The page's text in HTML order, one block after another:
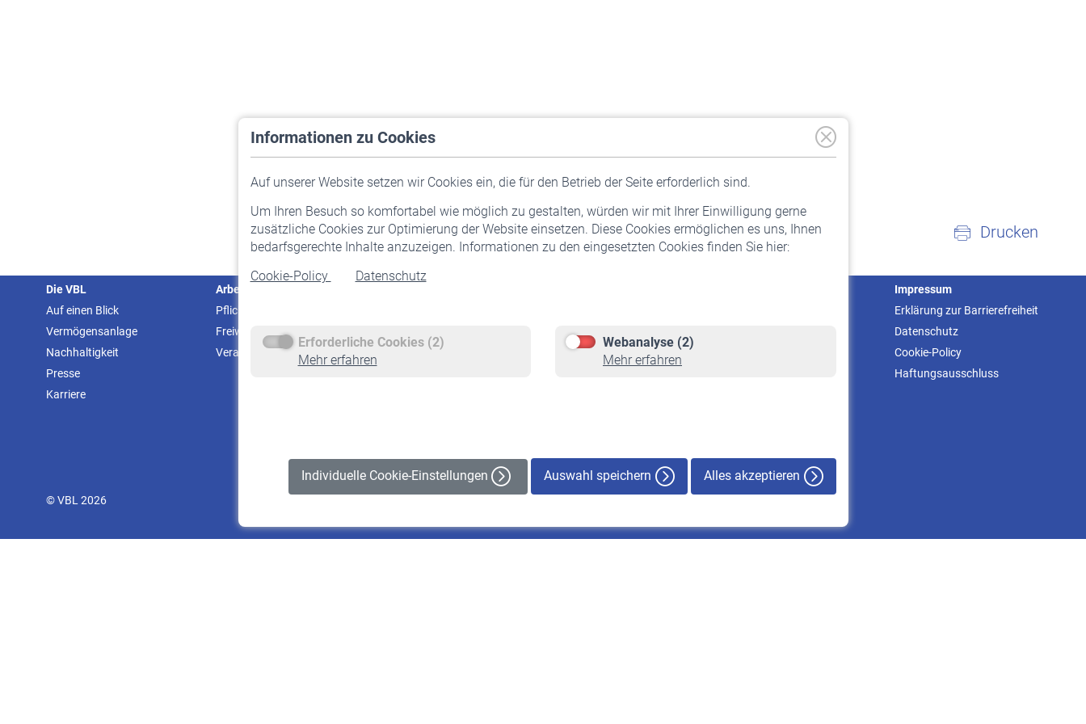
Informationen zu Cookies
Auf unserer Website setzen wir Cookies ein, die für den Betrieb der Seite erforderlich sind.
Um Ihren Besuch so komfortabel wie möglich zu gestalten, würden wir mit Ihrer Einwilligung gerne
zusätzliche Cookies zur Optimierung der Website einsetzen. Diese Cookies ermöglichen es uns, Ihnen
bedarfsgerechte Inhalte anzuzeigen. Informationen zu den eingesetzten Cookies finden Sie hier:
Cookie-Policy
Datenschutz
Erforderliche Cookies (2)
Mehr erfahren
Webanalyse (2)
Mehr erfahren
Individuelle Cookie-Einstellungen Auswahl speichern Alles akzeptieren
Drucken
Die VBL
Auf einen Blick
Vermögensanlage
Nachhaltigkeit
Presse
Karriere
Arbeitgeber
Pflichtversicherung
Freiwillige Versicherung
Veranstaltungen
Staatliche Förderung
Rente beantragen
Rentenauszahlung
Impressum
Erklärung zur Barrierefreiheit
Datenschutz
Cookie-Policy
Haftungsausschluss
© VBL 2026